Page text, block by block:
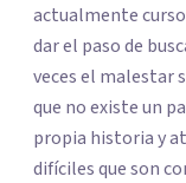
actualmente curso el
dar el paso de
veces el malestar
que no existe un
propia historia y
difíciles que son